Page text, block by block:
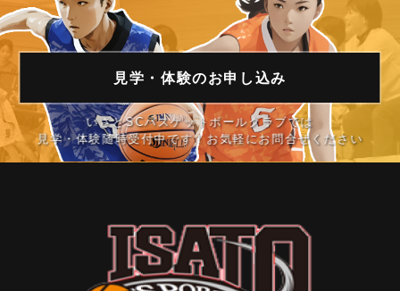
見学・体験のお申し込み
いさとSCバスケットボールクラブでは
見学・体験随時受付中です！お気軽にお問合せください